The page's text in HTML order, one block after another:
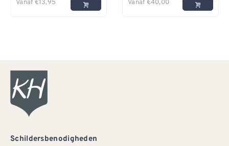
Schildersbenodigheden